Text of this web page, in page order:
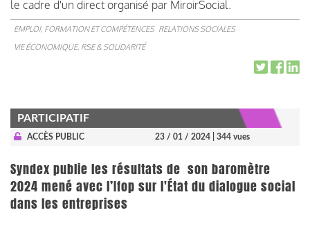
le cadre d'un direct organisé par MiroirSocial.
EMPLOI, FORMATION ET COMPÉTENCES RELATIONS SOCIALES
VIE ÉCONOMIQUE, RSE & SOLIDARITÉ
PARTICIPATIF
ACCÈS PUBLIC 23 / 01 / 2024 | 344 vues
Syndex publie les résultats de son baromètre
2024 mené avec l’Ifop sur l'État du dialogue social
dans les entreprises